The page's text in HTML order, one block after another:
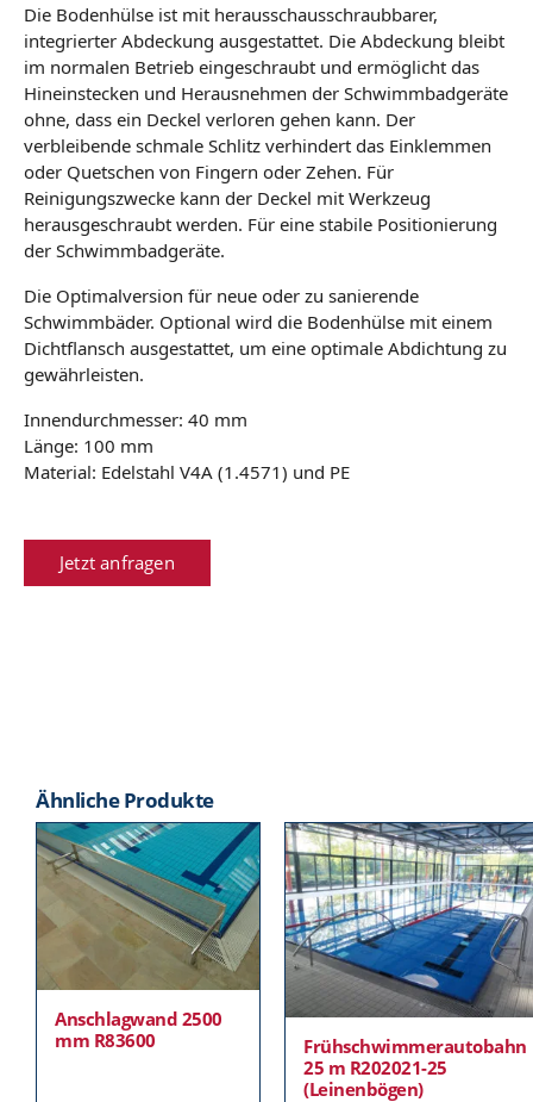
Die Bodenhülse ist mit herausschausschraubbarer,
integrierter Abdeckung ausgestattet. Die Abdeckung bleibt
im normalen Betrieb eingeschraubt und ermöglicht das
Hineinstecken und Herausnehmen der Schwimmbadgeräte
ohne, dass ein Deckel verloren gehen kann. Der
verbleibende schmale Schlitz verhindert das Einklemmen
oder Quetschen von Fingern oder Zehen. Für
Reinigungszwecke kann der Deckel mit Werkzeug
herausgeschraubt werden. Für eine stabile Positionierung
der Schwimmbadgeräte.
Die Optimalversion für neue oder zu sanierende
Schwimmbäder. Optional wird die Bodenhülse mit einem
Dichtflansch ausgestattet, um eine optimale Abdichtung zu
gewährleisten.
Innendurchmesser: 40 mm
Länge: 100 mm
Material: Edelstahl V4A (1.4571) und PE
Jetzt anfragen
Ähnliche Produkte
Anschlagwand 2500
mm R83600
Frühschwimmerautobahn
25 m R202021-25
(Leinenbögen)